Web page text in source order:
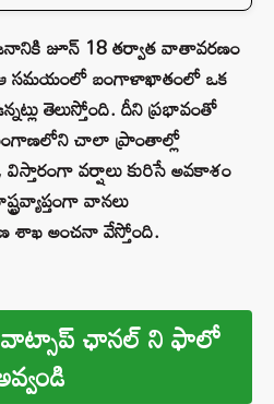
జూన్ 18 తర్వాత వాతావరణం
ఆ సమయంలో బంగాళాఖాతంలో ఒక
తెలుస్తోంది. దీని ప్రభావంతో
చాలా ప్రాంతాల్లో
విస్తారంగా వర్షాలు కురిసే అవకాశం
వానలు
అంచనా వేస్తోంది.
ఛానల్ ని ఫాలో